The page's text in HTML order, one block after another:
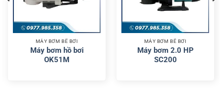
MÁY BƠM BỂ BƠI
Máy bơm hồ bơi
OK51M
MÁY BƠM BỂ BƠI
Máy bơm 2.0 HP
SC200